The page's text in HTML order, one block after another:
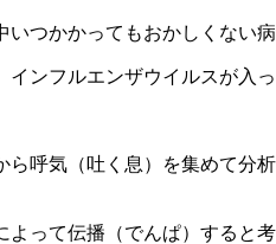
つかかってもおかしくない
ンフルエンザウイルスが入
呼気（吐く息）を集めて
って伝播（でんぱ）する